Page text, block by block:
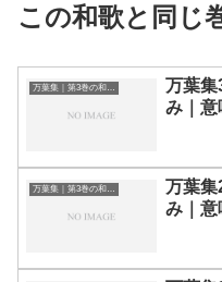
この和歌と同じ
万葉集
み｜意
万葉集｜第3巻の和歌一覧
万葉集
み｜意